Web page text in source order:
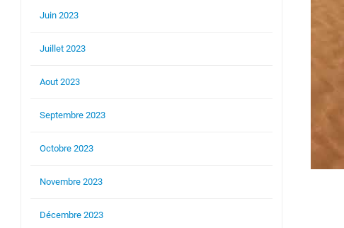
Juin 2023
Juillet 2023
Aout 2023
Septembre 2023
Octobre 2023
Novembre 2023
Décembre 2023